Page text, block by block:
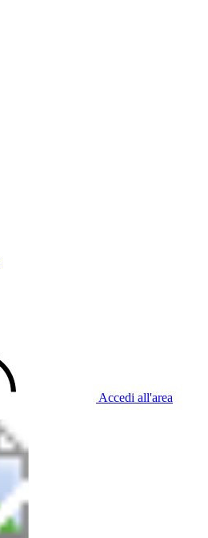
Accedi all'area